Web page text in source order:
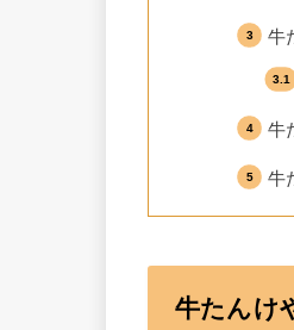
牛
牛
牛
牛たんけ